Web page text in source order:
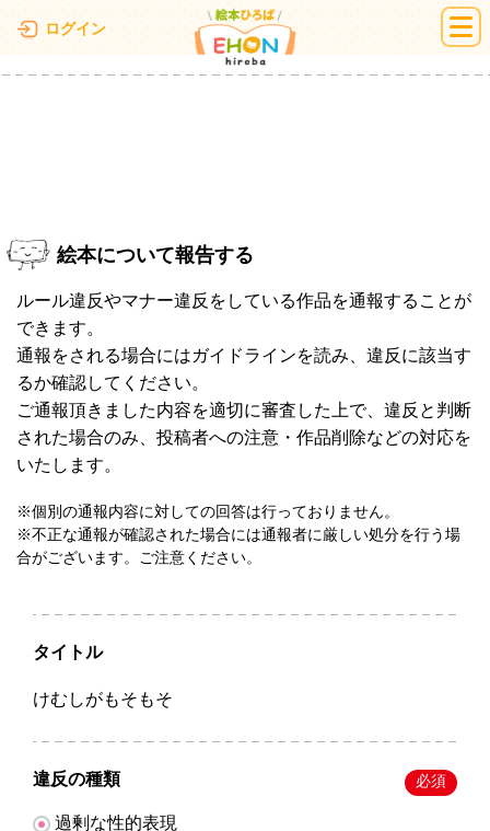
ログイン 絵本ひろば
絵本について報告する
ルール違反やマナー違反をしている作品を通報することが
できます。
通報をされる場合にはガイドラインを読み、違反に該当す
るか確認してください。
ご通報頂きました内容を適切に審査した上で、違反と判断
された場合のみ、投稿者への注意・作品削除などの対応を
いたします。
※個別の通報内容に対しての回答は行っておりません。
※不正な通報が確認された場合には通報者に厳しい処分を行う場
合がございます。ご注意ください。
タイトル
けむしがもそもそ
違反の種類 必須
過剰な性的表現